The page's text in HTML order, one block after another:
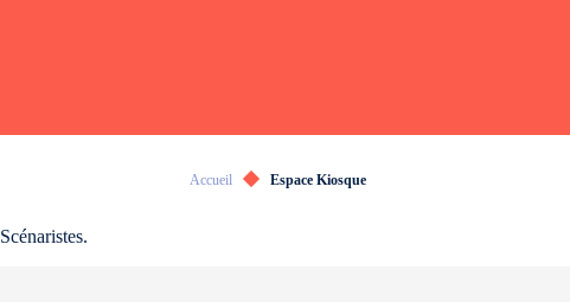
Accueil Espace Kiosque
Scénaristes.